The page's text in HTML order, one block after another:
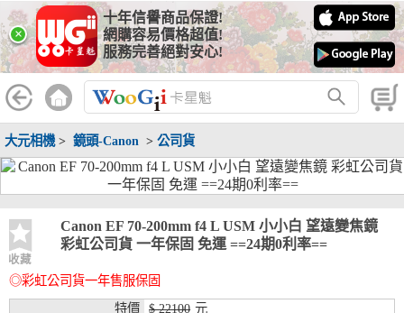
×
十年信譽商品保證!
網購容易價格超值!
服務完善絕對安心!
大元相機 > 鏡頭-Canon > 公司貨
收藏
Canon EF 70-200mm f4 L USM 小小白 望遠變焦鏡
彩虹公司貨 一年保固 免運 ==24期0利率==
◎彩虹公司貨一年售服保固
特價
$ 22100 元
線上分期銀行
WooGii 與 綠界 合作，『信用卡分期付款』 與 『信用卡零利率
分期付款』 的配合銀行如下：
分期期數 提供分期之銀行
兆豐銀行、合作金庫、第一銀行、華南銀行、
彰化銀行、上海銀行、富邦銀行、國泰世華、
台灣企銀、台中銀行、匯豐銀行、華泰銀行、
銀、元大銀行、永豐銀行、玉山銀行、凱基銀
行、星展銀行、台新銀行、安泰銀行、中國信
兆豐銀行、合作金庫、第一銀行、華南銀行、
彰化銀行、上海銀行、富邦銀行、國泰世華、